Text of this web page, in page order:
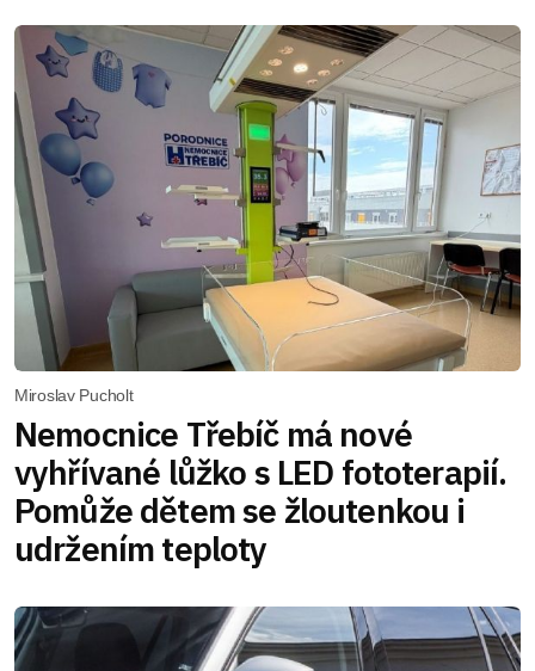
Miroslav Pucholt
Nemocnice Třebíč má nové
vyhřívané lůžko s LED fototerapií.
Pomůže dětem se žloutenkou i
udržením teploty